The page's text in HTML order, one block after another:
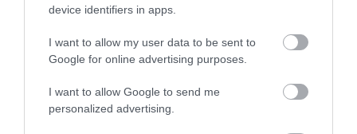
device identifiers in apps.
I want to allow my user data to be sent to
Google for online advertising purposes.
I want to allow Google to send me
personalized advertising.